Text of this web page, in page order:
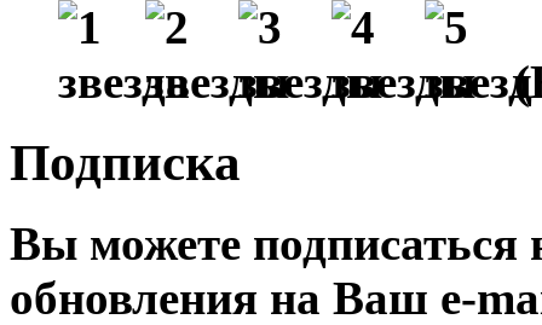
Подписка
Вы можете подписаться
обновления на Ваш e-